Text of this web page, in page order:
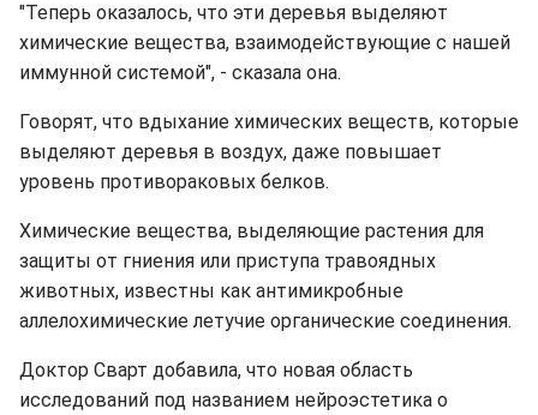
"Теперь оказалось, что эти деревья выделяют
химические вещества, взаимодействующие с нашей
иммунной системой", - сказала она.
Говорят, что вдыхание химических веществ, которые
выделяют деревья в воздух, даже повышает
уровень противораковых белков.
Химические вещества, выделяющие растения для
защиты от гниения или приступа травоядных
животных, известны как антимикробные
аллелохимические летучие органические соединения.
Доктор Сварт добавила, что новая область
исследований под названием нейроэстетика о